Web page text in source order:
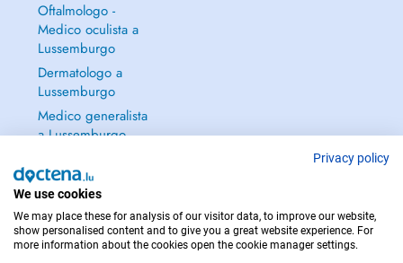
Oftalmologo -
Medico oculista a
Lussemburgo
Dermatologo a
Lussemburgo
Medico generalista
a Lussemburgo
Lussemburgo
Continua a leggere
→
Privacy policy
We use cookies
We may place these for analysis of our visitor data, to improve our website,
show personalised content and to give you a great website experience. For
more information about the cookies open the cookie manager settings.